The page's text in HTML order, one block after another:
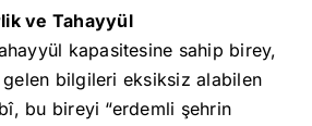
ve Tahayyül
kapasitesine sahip birey,
gelen bilgileri eksiksiz alabilen
bu bireyi “erdemli şehrin